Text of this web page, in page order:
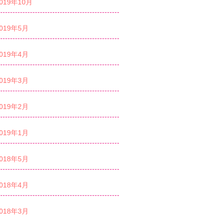
年10月
年5月
年4月
年3月
年2月
年1月
年5月
年4月
年3月